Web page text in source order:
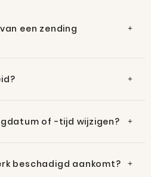
een zending
of -tijd wijzigen?
beschadigd aankomt?